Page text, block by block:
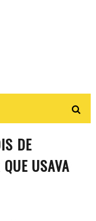
DE
USAVA